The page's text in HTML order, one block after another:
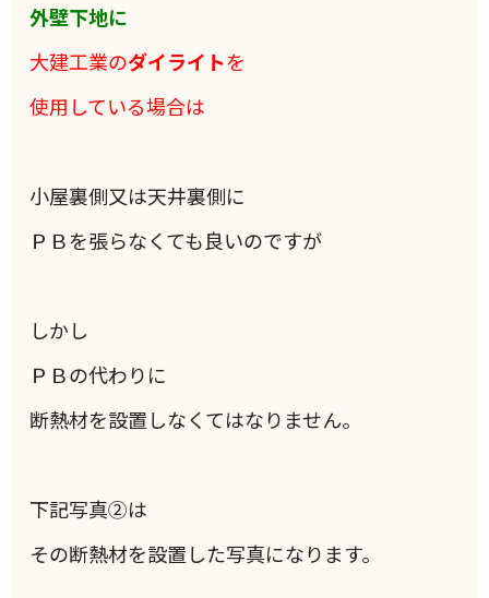
外壁下地に
大建工業のダイライトを
使用している場合は
小屋裏側又は天井裏側に
ＰＢを張らなくても良いのですが
しかし
ＰＢの代わりに
断熱材を設置しなくてはなりません。
下記写真②は
その断熱材を設置した写真になります。